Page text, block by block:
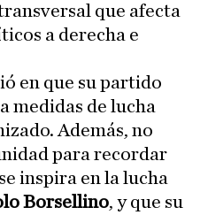
que afecta
a derecha e
en que su partido
medidas de lucha
Además, no
para recordar
inspira en la lucha
Borsellino, y que su